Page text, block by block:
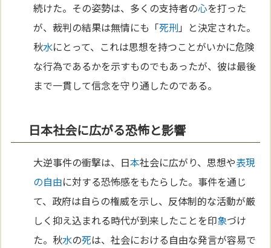
続けた。その姿勢は、多くの支持者の心を打った
が、裁判の結果は無情にも「死刑 」と決定された。
秋水にとって、これは思想を持つことがいかに危険
な行為であるかを示すものでもあったが、彼は最後
まで一貫して信念を守り通したのである。
日本社会に広がる恐怖と影響
大逆事件の衝撃は、日本社会に広がり、思想や表現
の自由に対する恐怖感をもたらした。事件を通じ
て、政府は自らの権威を示し、反体制的な活動が厳
しく抑え込まれる時代が到来したことを印象づけ
た。秋水の死は、社会における自由な発言が容易で